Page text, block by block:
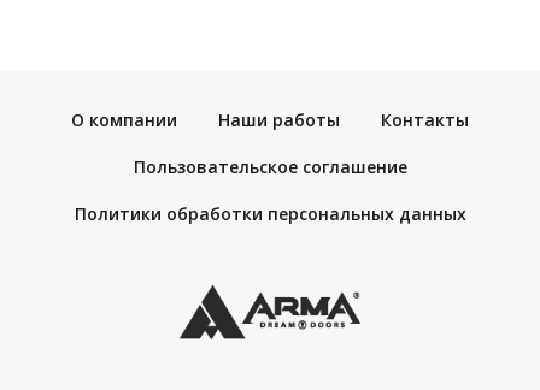
О компании Наши работы Контакты
Пользовательское соглашение
Политики обработки персональных данных